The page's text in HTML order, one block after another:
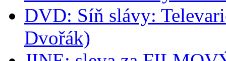
DVD: Síň slávy:
Dvořák)